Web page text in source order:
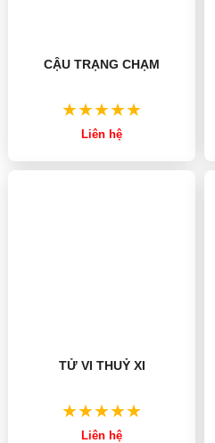
CẬU TRẠNG CHẠM
Liên hệ
TỬ VI THUỶ XI
Liên hệ